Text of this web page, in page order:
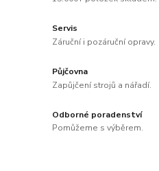
Servis
Záruční i pozáruční opravy.
Půjčovna
Zapůjčení strojů a nářadí.
Odborné poradenství
Pomůžeme s výběrem.